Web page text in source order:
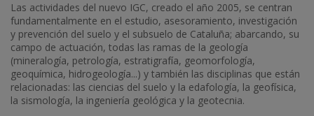
Las actividades del nuevo IGC, creado el año 2005, se centran
fundamentalmente en el estudio, asesoramiento, investigación
y prevención del suelo y el subsuelo de Cataluña; abarcando, su
campo de actuación, todas las ramas de la geología
(mineralogía, petrología, estratigrafía, geomorfología,
geoquímica, hidrogeología...) y también las disciplinas que están
relacionadas: las ciencias del suelo y la edafología, la geofísica,
la sismología, la ingeniería geológica y la geotecnia.